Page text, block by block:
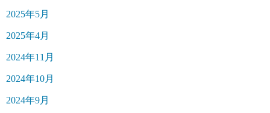
2025年5月
2025年4月
2024年11月
2024年10月
2024年9月